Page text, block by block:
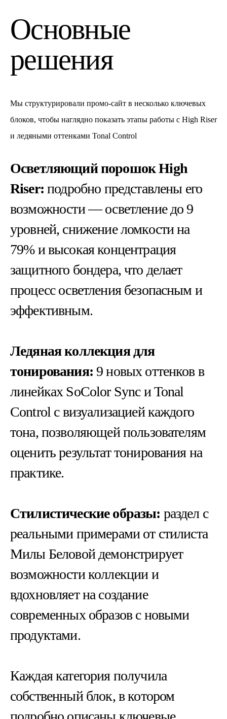
Основные
решения
Мы структурировали промо-сайт в несколько ключевых
блоков, чтобы наглядно показать этапы работы с High Riser
и ледяными оттенками Tonal Control
Осветляющий порошок High
Riser: подробно представлены его
возможности — осветление до 9
уровней, снижение ломкости на
79% и высокая концентрация
защитного бондера, что делает
процесс осветления безопасным и
эффективным.
Ледяная коллекция для
тонирования: 9 новых оттенков в
линейках SoColor Sync и Tonal
Control с визуализацией каждого
тона, позволяющей пользователям
оценить результат тонирования на
практике.
Стилистические образы: раздел с
реальными примерами от стилиста
Милы Беловой демонстрирует
возможности коллекции и
вдохновляет на создание
современных образов с новыми
продуктами.
Каждая категория получила
собственный блок, в котором